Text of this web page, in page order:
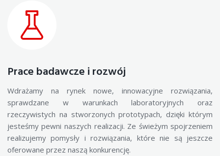
Prace badawcze i rozwój
Wdrażamy na rynek nowe, innowacyjne rozwiązania,
sprawdzane w warunkach laboratoryjnych oraz
rzeczywistych na stworzonych prototypach, dzięki którym
jesteśmy pewni naszych realizacji. Ze świeżym spojrzeniem
realizujemy pomysły i rozwiązania, które nie są jeszcze
oferowane przez naszą konkurencję.